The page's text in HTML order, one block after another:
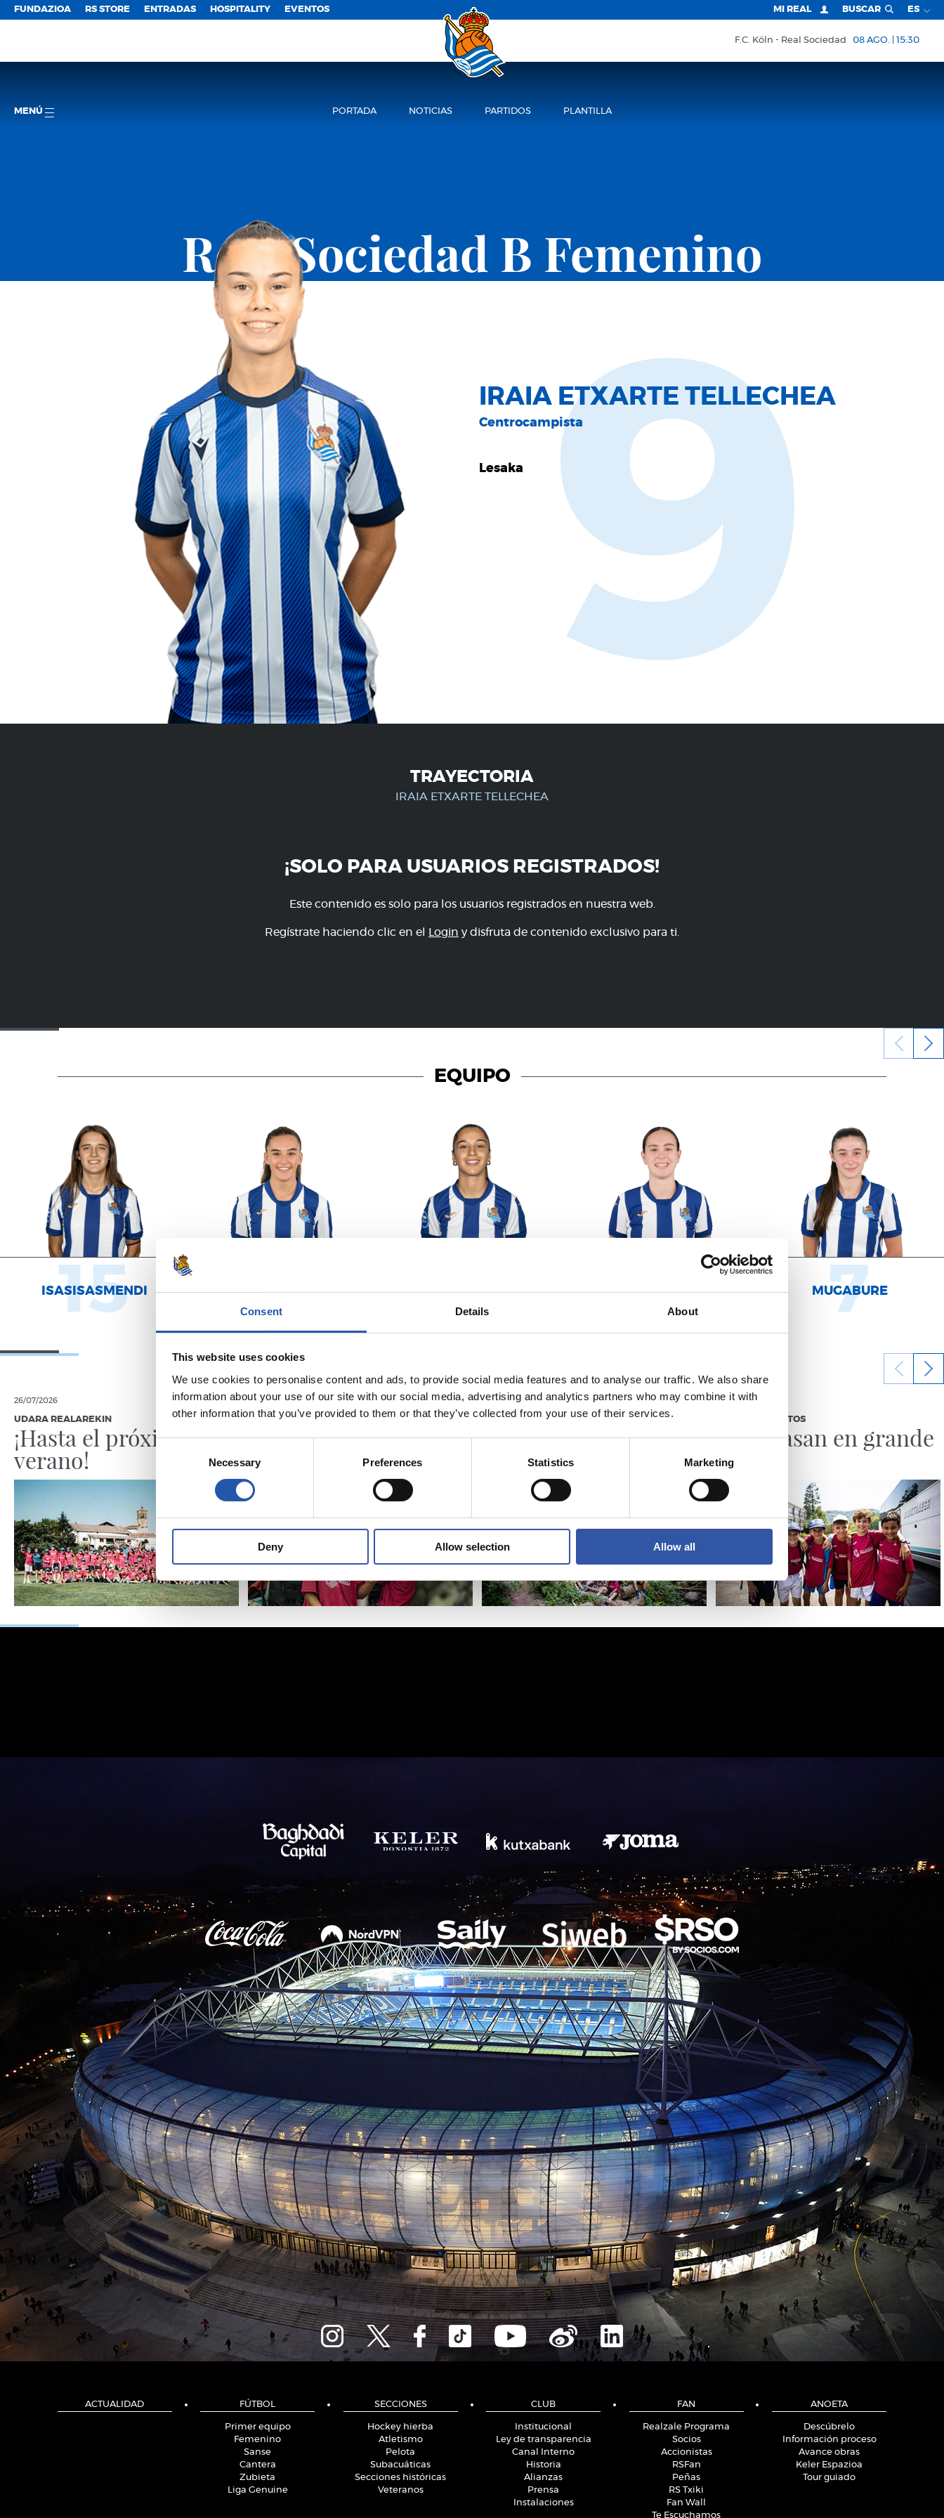
Consent Details About
This website uses cookies
We use cookies to personalise content and ads, to provide social media features and to analyse our traffic. We also share
information about your use of our site with our social media, advertising and analytics partners who may combine it with
other information that you’ve provided to them or that they’ve collected from your use of their services.
Consent
Necessary Preferences Statistics Marketing
Deny Allow selection Allow all
FUNDAZIOA RS STORE ENTRADAS HOSPITALITY EVENTOS MI REAL BUSCAR ES
F.C. Köln Real Sociedad 08 AGO. | 15:30
MENÚ PORTADA NOTICIAS PARTIDOS PLANTILLA
Real Sociedad B Femenino
IRAIA ETXARTE TELLECHEA
Centrocampista
Lesaka 9
TRAYECTORIA
IRAIA ETXARTE TELLECHEA
¡SOLO PARA USUARIOS REGISTRADOS!
Este contenido es solo para los usuarios registrados en nuestra web.
Regístrate haciendo clic en el Login y disfruta de contenido exclusivo para ti.
EQUIPO
ISASISASMENDI
15 URDAMPILLETA
20 CHACÓN
10 MURILLO
9 MUGABURE
7
26/07/2026
UDARA REALAREKIN
¡Hasta el próximo
verano!
18/07/2026
UDARA REALAREKIN
La aventura no para
11/07/2026
UDARA REALAREKIN
Aventura y diversión
11/07/2026
GALERÍA DE FOTOS
Se lo pasan en grande
ACTUALIDAD FÚTBOL
Primer equipo
Femenino
Sanse
Cantera
Zubieta
Liga Genuine
SECCIONES
Hockey hierba
Atletismo
Pelota
Subacuáticas
Secciones históricas
Veteranos
CLUB
Institucional
Ley de transparencia
Canal Interno
Historia
Alianzas
Prensa
Instalaciones
FAN
Realzale Programa
Socios
Accionistas
RSFan
Peñas
RS Txiki
Fan Wall
Te Escuchamos
ANOETA
Descúbrelo
Información proceso
Avance obras
Keler Espazioa
Tour guiado